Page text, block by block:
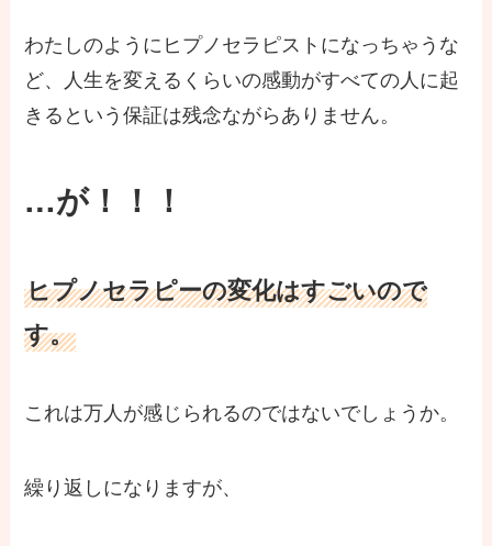
わたしのようにヒプノセラピストになっちゃうな
ど、人生を変えるくらいの感動がすべての人に起
きるという保証は残念ながらありません。
…が！！！
ヒプノセラピーの変化はすごいので
す。
これは万人が感じられるのではないでしょうか。
繰り返しになりますが、